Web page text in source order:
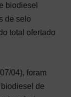
biodiesel
de selo
total ofertado
04), foram
de